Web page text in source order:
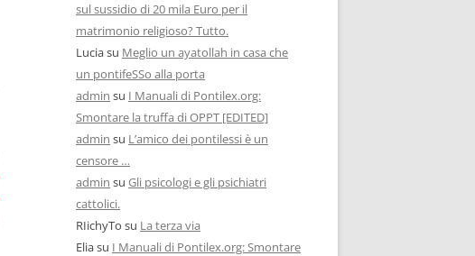
sul sussidio di 20 mila Euro per il
matrimonio religioso? Tutto.
Luciasu Meglio un ayatollah in casa che
un pontifeSSo alla porta
admin su I Manuali di Pontilex.org:
Smontare la truffa di OPPT [EDITED]
admin su L’amico dei pontilessi è un
censore …
admin su Gli psicologi e gli psichiatri
cattolici.
RIichyTo su La terza via
Eliasu I Manuali di Pontilex.org: Smontare